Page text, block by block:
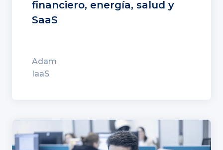
financiero, energía, salud y
SaaS
Adam
IaaS